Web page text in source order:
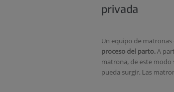
privada
Un equipo de matronas
proceso del parto.A
matrona, de este modo
pueda surgir. Las